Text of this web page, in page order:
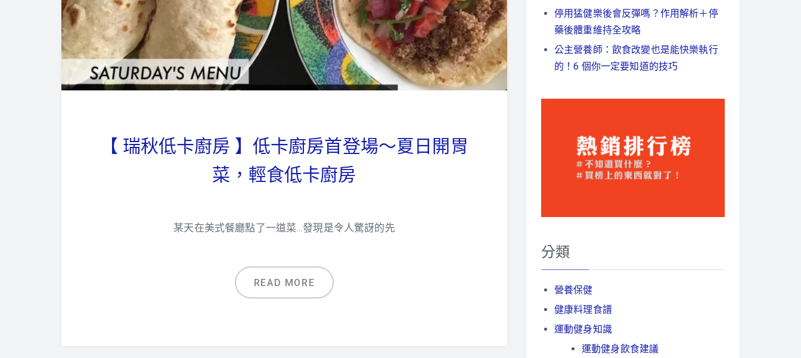
【 瑞秋低卡廚房 】低卡廚房首登場～夏日開胃
菜，輕食低卡廚房
某天在美式餐廳點了一道菜…發現是令人驚訝的先
READ MORE
停用猛健樂後會反彈嗎？作用解析＋停
藥後體重維持全攻略
公主營養師：飲食改變也是能快樂執行
的！6 個你一定要知道的技巧
分類
營養保健
健康料理食譜
運動健身知識
運動健身飲食建議